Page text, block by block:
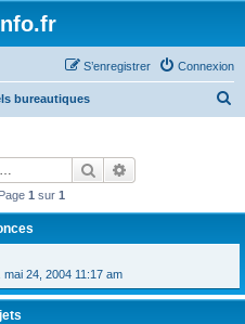
Connexion
S’enregistrer
bureautiques
e
Rechercher
1 sur 1
mai 24, 2004 11:17 am